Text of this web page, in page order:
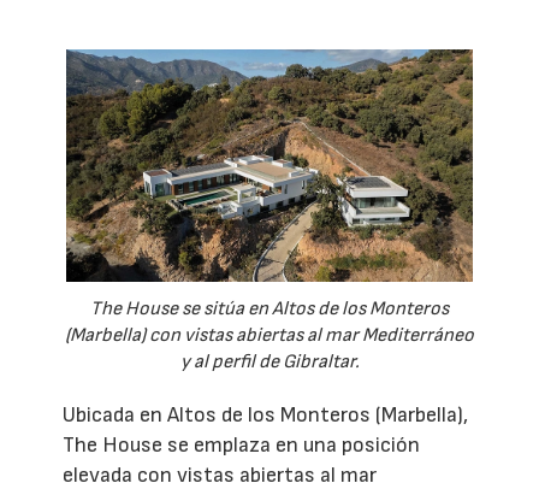
The House se sitúa en Altos de los Monteros
(Marbella) con vistas abiertas al mar Mediterráneo
y al perfil de Gibraltar.
Ubicada en Altos de los Monteros (Marbella),
The House se emplaza en una posición
elevada con vistas abiertas al mar